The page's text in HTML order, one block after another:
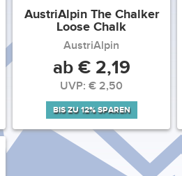
AustriAlpin The Chalker
Loose Chalk
AustriAlpin
ab € 2,19
UVP: € 2,50
BIS ZU 12% SPAREN